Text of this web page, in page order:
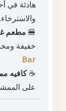
هادئة في
والاسترخاء.
🍔 مطعم
خفيفة
Bar
☕كافيه
على